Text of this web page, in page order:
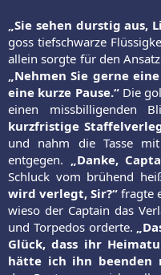
„Sie sehen durstig aus,
goss tiefschwarze
allein sorgte für den
„Nehmen Sie gerne
eine kurze Pause.“Die
einen missbilligenden
kurzfristige
und nahm die Tasse
entgegen. „Danke,
Schluck vom brühend
wird verlegt, Sir?“ fragte
wieso der Captain das
und Torpedos orderte.
Glück, dass ihr
hätte ich ihn beenden